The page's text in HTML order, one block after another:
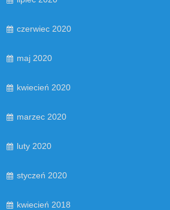
czerwiec 2020
maj 2020
kwiecień 2020
marzec 2020
luty 2020
styczeń 2020
kwiecień 2018